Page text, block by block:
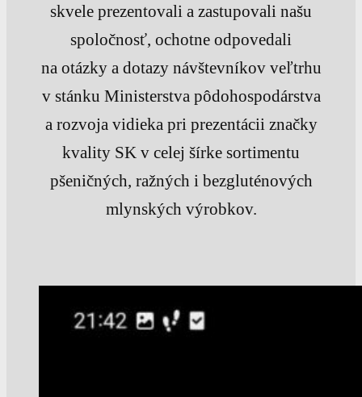
skvele prezentovali a zastupovali našu
spoločnosť, ochotne odpovedali
na otázky a dotazy návštevníkov veľtrhu
v stánku Ministerstva pôdohospodárstva
a rozvoja vidieka pri prezentácii značky
kvality SK v celej šírke sortimentu
pšeničných, ražných i bezgluténových
mlynských výrobkov.